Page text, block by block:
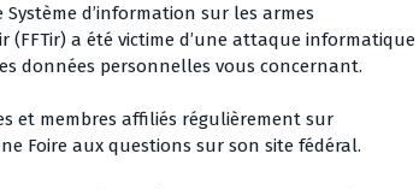
d’information sur les armes
(FFTir) a été victime d’une attaque informatique
données personnelles vous concernant.
et membres affiliés régulièrement sur
Foire aux questions sur son site fédéral.